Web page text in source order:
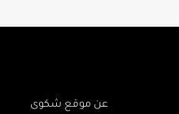
عن موقع شكوى